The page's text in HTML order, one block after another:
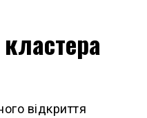
відкриття